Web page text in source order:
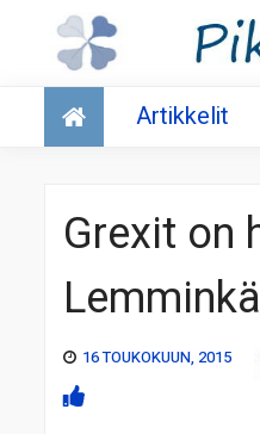
Talous
Artikkelit
Grexit on
16 TOUKOKUUN, 2015